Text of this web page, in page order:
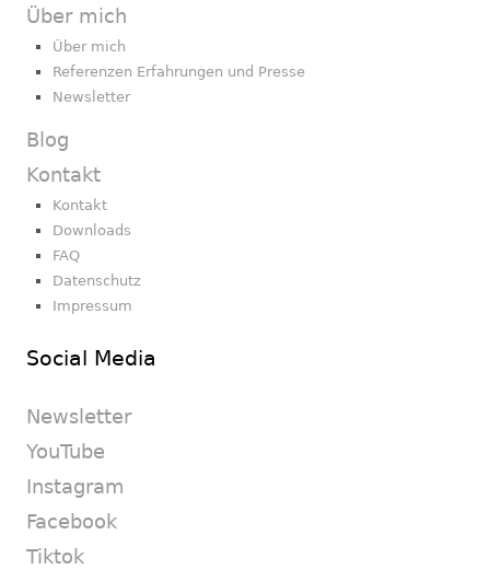
Über mich
Über mich
Referenzen Erfahrungen und Presse
Newsletter
Blog
Kontakt
Kontakt
Downloads
FAQ
Datenschutz
Impressum
Social Media
Newsletter
YouTube
Instagram
Facebook
Tiktok